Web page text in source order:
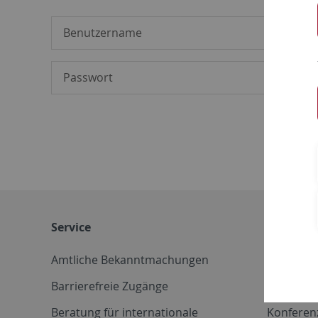
Service
Amtliche Bekanntmachungen
Barrierefreie Zugänge
Beratung für internationale